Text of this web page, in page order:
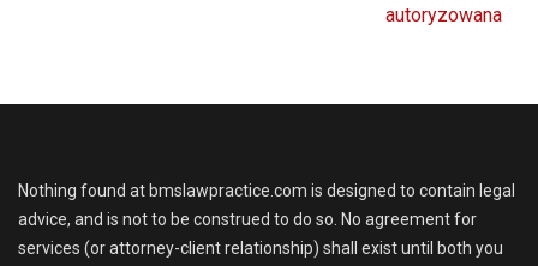
autoryzowana
Nothing found at bmslawpractice.com is designed to contain legal
advice, and is not to be construed to do so. No agreement for
services (or attorney-client relationship) shall exist until both you